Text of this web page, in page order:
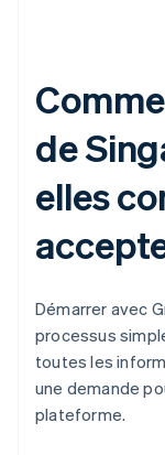
de
elles
Démarrer avec
processus
toutes les
une demande
plateforme.